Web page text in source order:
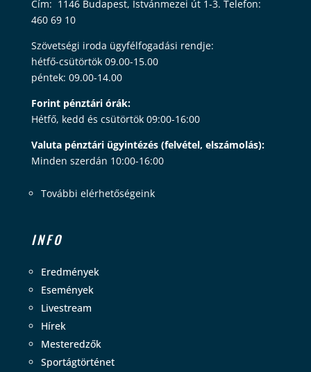
Cím: 1146 Budapest, Istvánmezei út 1-3. Telefon:
460 69 10
Szövetségi iroda ügyfélfogadási rendje:
hétfő-csütörtök 09.00-15.00
péntek: 09.00-14.00
Forint pénztári órák:
Hétfő, kedd és csütörtök 09:00-16:00
Valuta pénztári ügyintézés (felvétel, elszámolás):
Minden szerdán 10:00-16:00
További elérhetőségeink
INFO
Eredmények
Események
Livestream
Hírek
Mesteredzők
Sportágtörténet